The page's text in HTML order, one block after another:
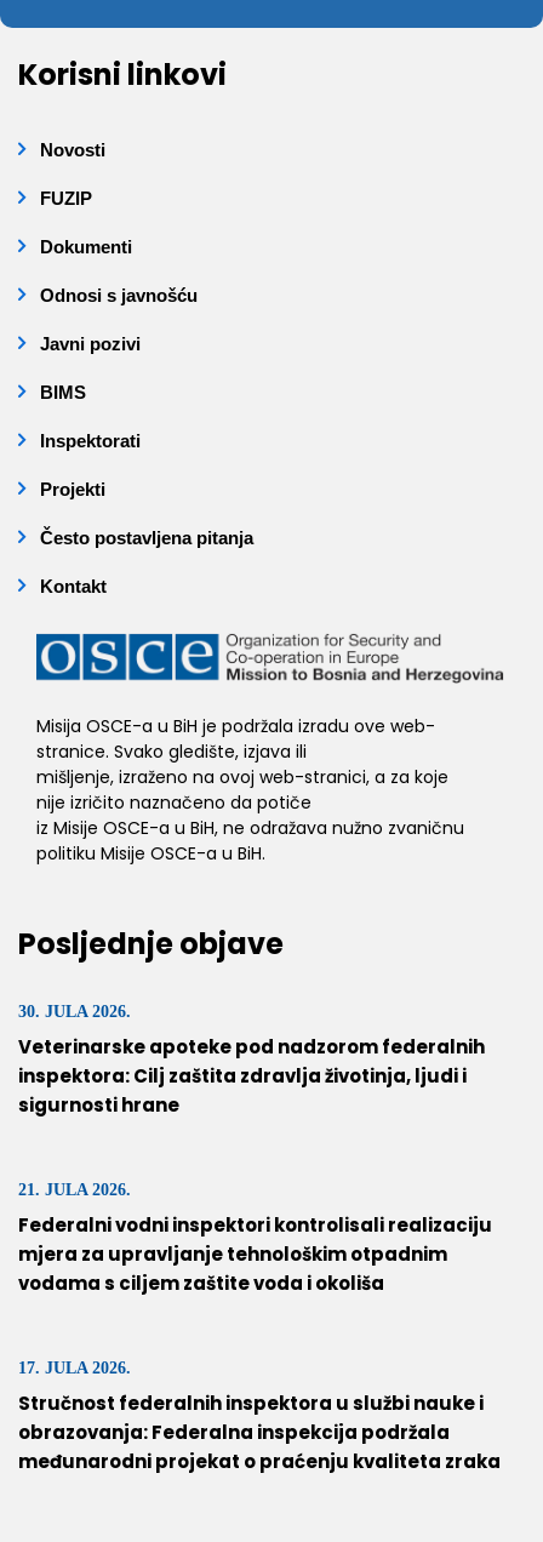
Korisni linkovi
Novosti
FUZIP
Dokumenti
Odnosi s javnošću
Javni pozivi
BIMS
Inspektorati
Projekti
Često postavljena pitanja
Kontakt
Misija OSCE-a u BiH je podržala izradu ove web-
stranice. Svako gledište, izjava ili
mišljenje, izraženo na ovoj web-stranici, a za koje
nije izričito naznačeno da potiče
iz Misije OSCE-a u BiH, ne odražava nužno zvaničnu
politiku Misije OSCE-a u BiH.
Posljednje objave
30. JULA 2026.
Veterinarske apoteke pod nadzorom federalnih
inspektora: Cilj zaštita zdravlja životinja, ljudi i
sigurnosti hrane
21. JULA 2026.
Federalni vodni inspektori kontrolisali realizaciju
mjera za upravljanje tehnološkim otpadnim
vodama s ciljem zaštite voda i okoliša
17. JULA 2026.
Stručnost federalnih inspektora u službi nauke i
obrazovanja: Federalna inspekcija podržala
međunarodni projekat o praćenju kvaliteta zraka